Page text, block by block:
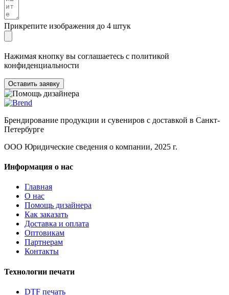
Прикрепите изображения до 4 штук
Нажимая кнопку вы соглашаетесь с политикой
конфиденциальности
Оставить заявку
Брендирование продукции и сувениров с доставкой в Санкт-
Петербурге
ООО Юридические сведения о компании, 2025 г.
Информация о нас
Главная
О нас
Помощь дизайнера
Как заказать
Доставка и оплата
Оптовикам
Партнерам
Контакты
Технологии печати
DTF печать